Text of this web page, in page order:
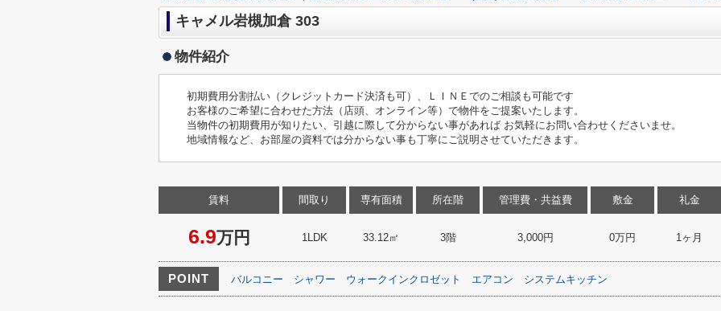
キャメル岩槻加倉 303
物件紹介
初期費用分割払い（クレジットカード決済も可）、ＬＩＮＥでのご相談も可能です
お客様のご希望に合わせた方法（店頭、オンライン等）で物件をご提案いたします。
当物件の初期費用が知りたい、引越に際して分からない事があれば お気軽にお問い合わせくださいませ。
地域情報など、お部屋の資料では分からない事も丁寧にご説明させていただきます。
賃料
6.9万円
間取り
1LDK
専有面積
33.12㎡
所在階
3階
管理費・共益費
3,000円
敷金
0万円
礼金
1ヶ月
POINT バルコニー シャワー ウォークインクロゼット エアコン システムキッチン